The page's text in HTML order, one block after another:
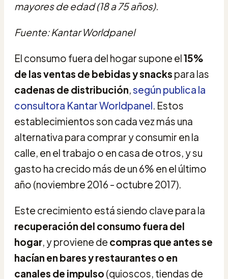
mayores de edad (18 a 75 años).
Fuente: Kantar Worldpanel
El consumo fuera del hogar supone el15%
de las ventas de bebidas y snacks para las
cadenas de distribución,según publica la
consultora Kantar Worldpanel. Estos
establecimientos son cada vez más una
alternativa para comprar y consumir en la
calle, en el trabajo o en casa de otros, y su
gasto ha crecido más de un 6% en el último
año (noviembre 2016 - octubre 2017).
Este crecimiento está siendo clave para la
recuperación del consumo fuera del
hogar, y proviene de compras que antes se
hacían en bares y restaurantes o en
canales de impulso (quioscos, tiendas de